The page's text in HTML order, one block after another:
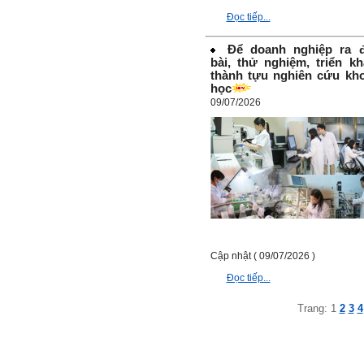
Đọc tiếp...
Để doanh nghiệp ra
bài, thử nghiệm, triển
thành tựu nghiên cứu
học
09/07/2026
Cập nhật ( 09/07/2026 )
Đọc tiếp...
Trang: 1 2 3 4